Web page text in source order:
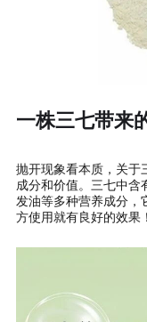
一株三七带来
抛开现象看本质，关于
成分和价值。三七中含
发油等多种营养成分，
方使用就有良好的效果！